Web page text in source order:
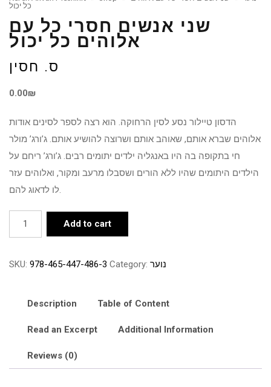
כל יכול
שני אנשים חסרי כל עם
אלוהים כל יכול
ס. חסין
0.00₪
הדסון טיילור נסע לסין הרחוקה. הוא רצה לספר לסינים אודות
אלוהים שברא אותם, שאוהב אותם ושרוצה להושיע אותם. ג’ורג’ מולר
חי בתקופה בה היו באנגליה ילדים יתומים רבים. ג’ורג’ ריחם על
הילדים היתומים שהיו ללא הורים ושסבלו מרעב ומקור, ואלוהים עזר
לו לדאוג להם.
אנשים
כל
אלוהים
quantity
Add to cart
SKU: 978-465-447-486-3 Category: נוער
Description Table of Content
Read an Excerpt Additional Information
Reviews (0)